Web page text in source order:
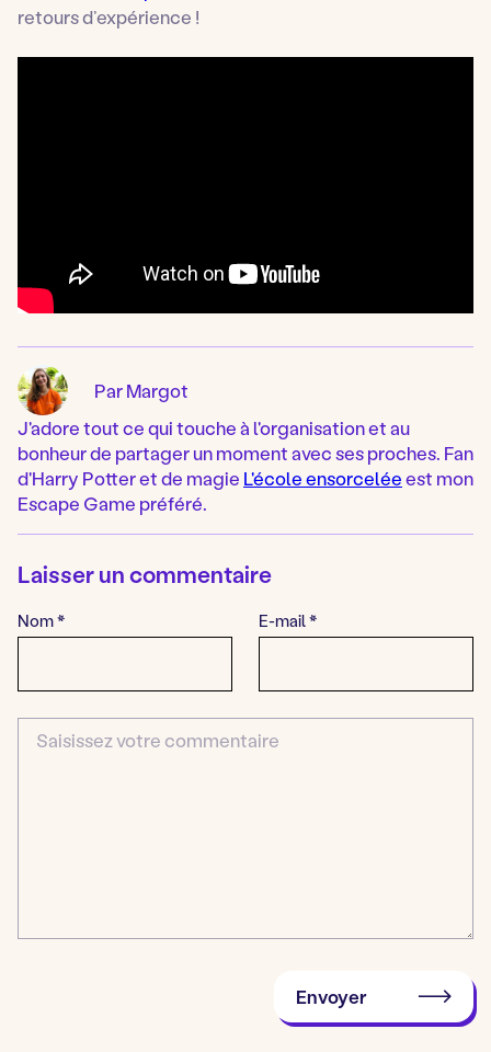
retours d’expérience !
Par Margot
J'adore tout ce qui touche à l'organisation et au
bonheur de partager un moment avec ses proches. Fan
d'Harry Potter et de magie L'école ensorceléeest mon
Escape Game préféré.
Laisser un commentaire
Nom* E-mail*
Envoyer